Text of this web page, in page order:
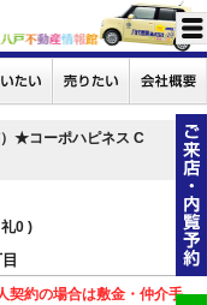
★コーポハピネス C
礼0
契約の場合は敷金・仲介手